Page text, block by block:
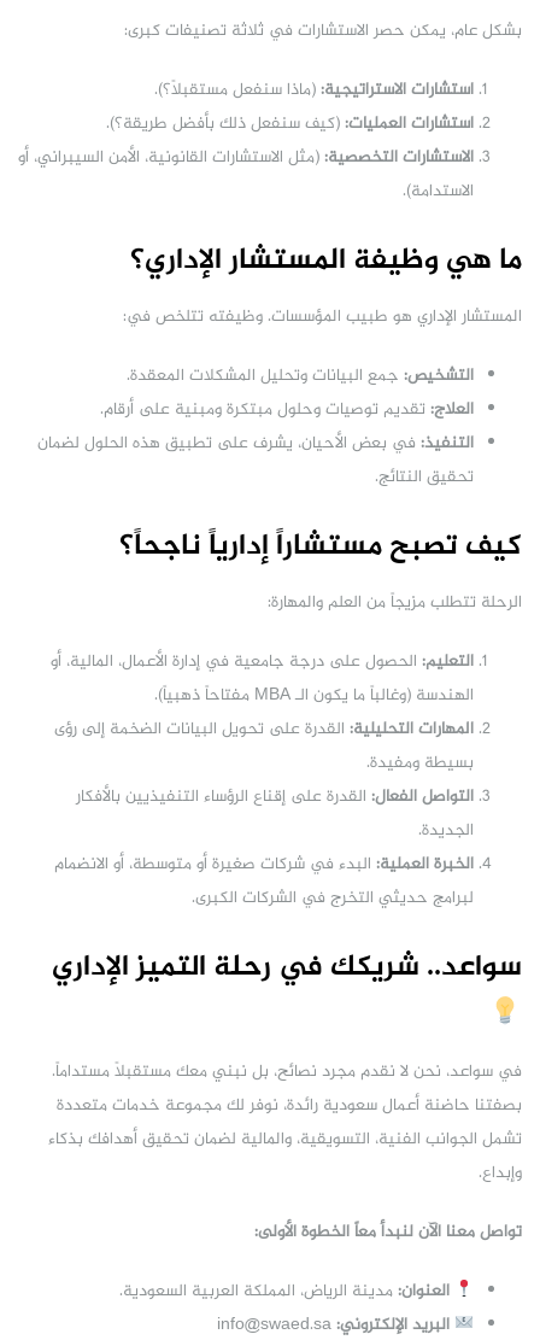
بشكل عام، يمكن حصر الاستشارات في ثلاثة تصنيفات كبرى:
استشارات الاستراتيجية:(ماذا سنفعل مستقبلاً؟).
استشارات العمليات:(كيف سنفعل ذلك بأفضل طريقة؟).
الاستشارات التخصصية:(مثل الاستشارات القانونية، الأمن السيبراني، أو
الاستدامة).
ما هي وظيفة المستشار الإداري؟
المستشار الإداري هو طبيب المؤسسات. وظيفته تتلخص في:
التشخيص: جمع البيانات وتحليل المشكلات المعقدة.
العلاج: تقديم توصيات وحلول مبتكرة ومبنية على أرقام.
التنفيذ: في بعض الأحيان، يشرف على تطبيق هذه الحلول لضمان
تحقيق النتائج.
كيف تصبح مستشاراً إدارياً ناجحاً؟
الرحلة تتطلب مزيجاً من العلم والمهارة:
التعليم: الحصول على درجة جامعية في إدارة الأعمال، المالية، أو
الهندسة (وغالباً ما يكون الـ MBA مفتاحاً ذهبياً).
المهارات التحليلية: القدرة على تحويل البيانات الضخمة إلى رؤى
بسيطة ومفيدة.
التواصل الفعال: القدرة على إقناع الرؤساء التنفيذيين بالأفكار
الجديدة.
الخبرة العملية: البدء في شركات صغيرة أو متوسطة، أو الانضمام
لبرامج حديثي التخرج في الشركات الكبرى.
سواعد.. شريكك في رحلة التميز الإداري
في سواعد، نحن لا نقدم مجرد نصائح، بل نبني معك مستقبلاً مستداماً.
بصفتنا حاضنة أعمال سعودية رائدة، نوفر لك مجموعة خدمات متعددة
تشمل الجوانب الفنية، التسويقية، والمالية لضمان تحقيق أهدافك بذكاء
وإبداع.
تواصل معنا الآن لنبدأ معاً الخطوة الأولى:
العنوان:مدينة الرياض، المملكة العربية السعودية.
البريد الإلكتروني:info@swaed.sa